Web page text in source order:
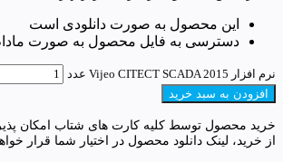
این محصول به صورت دانلودی است
دسترسی به فایل محصول به صورت
نرم افزار Vijeo CITECT SCADA 2015 عدد
افزودن به سبد خرید
خرید محصول توسط کلیه کارت های شتاب امکان
از خرید، لینک دانلود محصول در اختیار شما قرار